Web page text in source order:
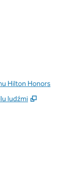
Hilton Honors
ludźmi
,